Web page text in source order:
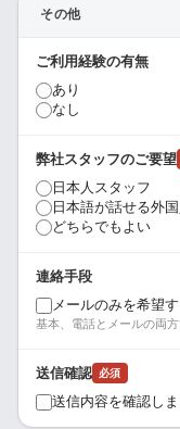
その他
ご利用経験の有無
あり
なし
弊社スタッフのご要望
日本人スタッフ
日本語が話せる外
どちらでもよい
連絡手段
メールのみを希望
基本、電話とメールの両方
送信確認 必須
送信内容を確認し